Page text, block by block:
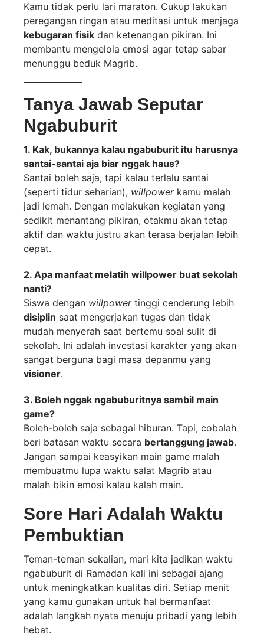
Kamu tidak perlu lari maraton. Cukup lakukan
peregangan ringan atau meditasi untuk menjaga
kebugaran fisik dan ketenangan pikiran. Ini
membantu mengelola emosi agar tetap sabar
menunggu beduk Magrib.
Tanya Jawab Seputar
Ngabuburit
1. Kak, bukannya kalau ngabuburit itu harusnya
santai-santai aja biar nggak haus?
Santai boleh saja, tapi kalau terlalu santai
(seperti tidur seharian), willpowerkamu malah
jadi lemah. Dengan melakukan kegiatan yang
sedikit menantang pikiran, otakmu akan tetap
aktif dan waktu justru akan terasa berjalan lebih
cepat.
2. Apa manfaat melatih willpower buat sekolah
nanti?
Siswa dengan willpowertinggi cenderung lebih
disiplin saat mengerjakan tugas dan tidak
mudah menyerah saat bertemu soal sulit di
sekolah. Ini adalah investasi karakter yang akan
sangat berguna bagi masa depanmu yang
visioner.
3. Boleh nggak ngabuburitnya sambil main
game?
Boleh-boleh saja sebagai hiburan. Tapi, cobalah
beri batasan waktu secara bertanggung jawab.
Jangan sampai keasyikan main game malah
membuatmu lupa waktu salat Magrib atau
malah bikin emosi kalau kalah main.
Sore Hari Adalah Waktu
Pembuktian
Teman-teman sekalian, mari kita jadikan waktu
ngabuburit di Ramadan kali ini sebagai ajang
untuk meningkatkan kualitas diri. Setiap menit
yang kamu gunakan untuk hal bermanfaat
adalah langkah nyata menuju pribadi yang lebih
hebat.